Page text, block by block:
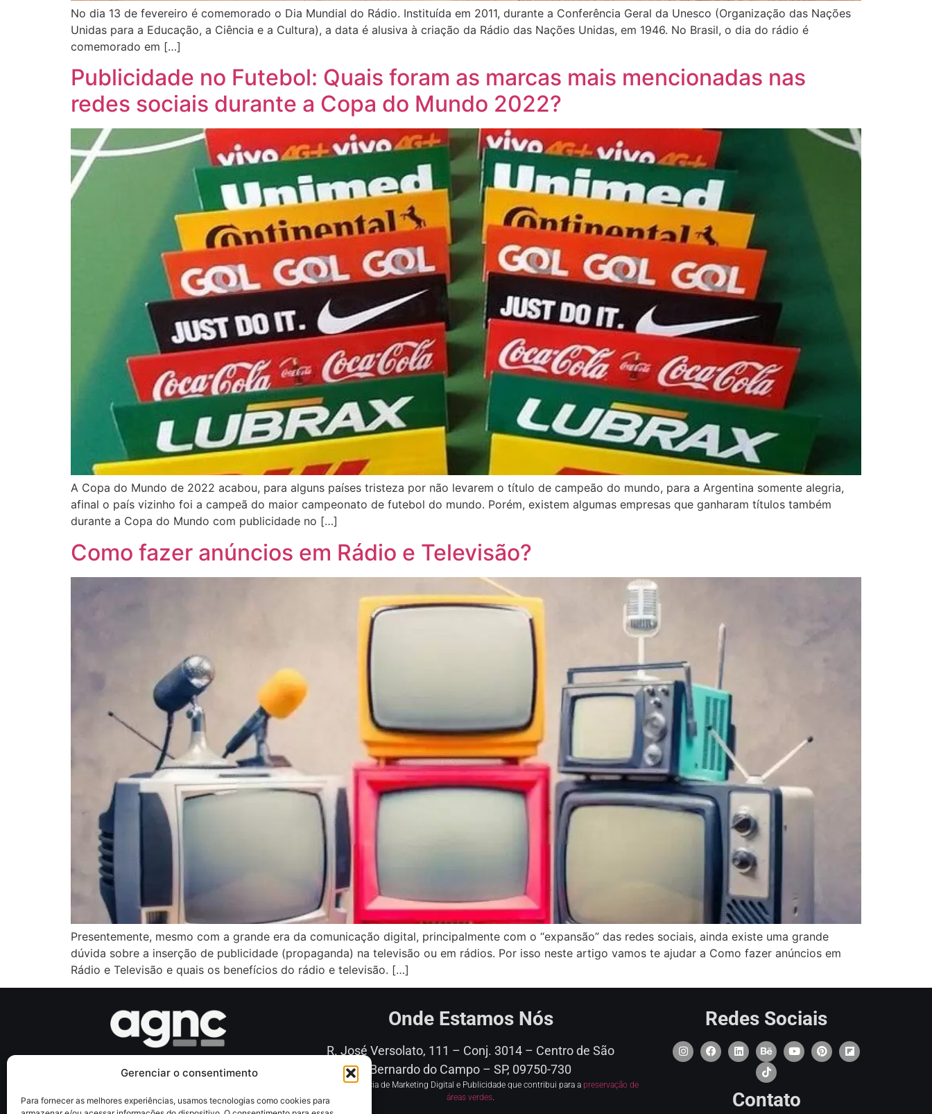
Gerenciar o consentimento
Para fornecer as melhores experiências, usamos tecnologias como cookies para
No dia 13 de fevereiro é comemorado o Dia Mundial do Rádio. Instituída em 2011, durante a Conferência Geral da Unesco (Organização das Nações
Unidas para a Educação, a Ciência e a Cultura), a data é alusiva à criação da Rádio das Nações Unidas, em 1946. No Brasil, o dia do rádio é
comemorado em […]
Publicidade no Futebol: Quais foram as marcas mais mencionadas nas
redes sociais durante a Copa do Mundo 2022?
A Copa do Mundo de 2022 acabou, para alguns países tristeza por não levarem o título de campeão do mundo, para a Argentina somente alegria,
afinal o país vizinho foi a campeã do maior campeonato de futebol do mundo. Porém, existem algumas empresas que ganharam títulos também
durante a Copa do Mundo com publicidade no […]
Como fazer anúncios em Rádio e Televisão?
Presentemente, mesmo com a grande era da comunicação digital, principalmente com o “expansão” das redes sociais, ainda existe uma grande
dúvida sobre a inserção de publicidade (propaganda) na televisão ou em rádios. Por isso neste artigo vamos te ajudar a Como fazer anúncios em
Rádio e Televisão e quais os benefícios do rádio e televisão. […]
estratégias personalizadas de forma inteligente e com
resultados eficazes para o seu negócio.
Onde Estamos Nós
R. José Versolato, 111 – Conj. 3014 – Centro deSão
Bernardo do Campo – SP, 09750-730
Somos uma agência de Marketing Digital e Publicidade que contribui para a preservação de
áreas verdes.
Redes Sociais
Contato